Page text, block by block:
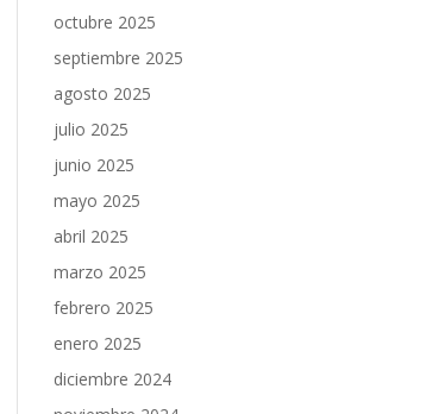
octubre 2025
septiembre 2025
agosto 2025
julio 2025
junio 2025
mayo 2025
abril 2025
marzo 2025
febrero 2025
enero 2025
diciembre 2024